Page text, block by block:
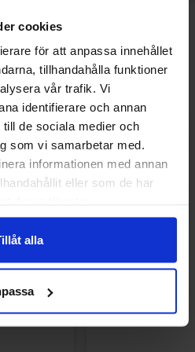
cookies
för att anpassa innehållet
tillhandahålla funktioner
vår trafik. Vi
identifierare och annan
de sociala medier och
som vi samarbetar med.
informationen med annan
eller som de har
alla
gillade
Skalle
Nyhet!
Lollipop